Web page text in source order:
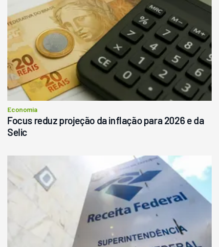
Ano 1987
Londrina
R$ 145.000
Consultar
Economia
Focus reduz projeção da inflação para 2026 e da
Selic